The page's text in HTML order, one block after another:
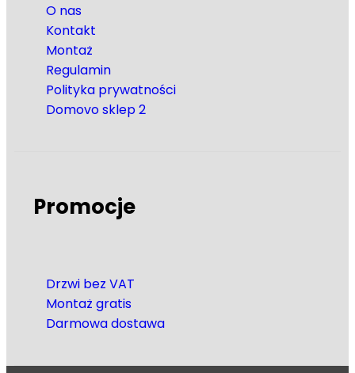
O nas
Kontakt
Montaż
Regulamin
Polityka prywatności
Domovo sklep 2
Promocje
Drzwi bez VAT
Montaż gratis
Darmowa dostawa